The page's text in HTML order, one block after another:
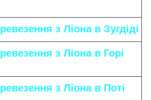
з Ліона в Зугдіді
з Ліона в Горі
з Ліона в Поті